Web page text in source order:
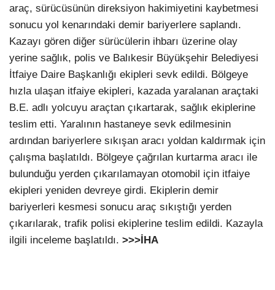
araç, sürücüsünün direksiyon hakimiyetini kaybetmesi
sonucu yol kenarındaki demir bariyerlere saplandı.
Kazayı gören diğer sürücülerin ihbarı üzerine olay
yerine sağlık, polis ve Balıkesir Büyükşehir Belediyesi
İtfaiye Daire Başkanlığı ekipleri sevk edildi. Bölgeye
hızla ulaşan itfaiye ekipleri, kazada yaralanan araçtaki
B.E. adlı yolcuyu araçtan çıkartarak, sağlık ekiplerine
teslim etti. Yaralının hastaneye sevk edilmesinin
ardından bariyerlere sıkışan aracı yoldan kaldırmak için
çalışma başlatıldı. Bölgeye çağrılan kurtarma aracı ile
bulunduğu yerden çıkarılamayan otomobil için itfaiye
ekipleri yeniden devreye girdi. Ekiplerin demir
bariyerleri kesmesi sonucu araç sıkıştığı yerden
çıkarılarak, trafik polisi ekiplerine teslim edildi. Kazayla
ilgili inceleme başlatıldı. >>>İHA